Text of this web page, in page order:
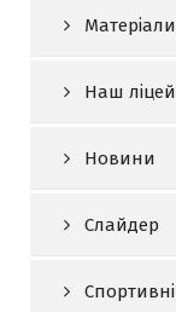
Наш ліцей
Новини
Слайдер